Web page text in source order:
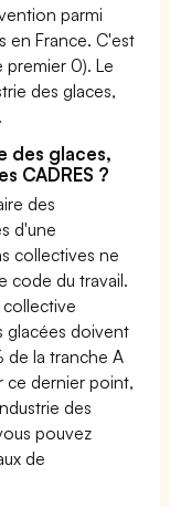
parmi
en France. C'est
0). Le
des glaces,
des glaces,
CADRES ?
des
d'une
collectives ne
code du travail.
glacées doivent
de la tranche A
ce dernier point,
des
pouvez
de